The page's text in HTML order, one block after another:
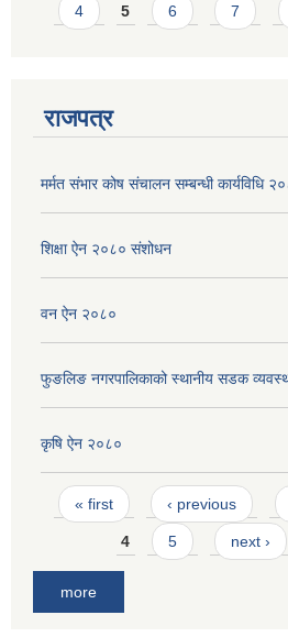
4 5 6 7
राजपत्र
मर्मत संभार कोष संचालन सम्बन्धी कार्यविधि
शिक्षा ऐन २०८० संशोधन
वन ऐन २०८०
फुङलिङ नगरपालिकाको स्थानीय सडक
कृषि ऐन २०८०
Pages
« first ‹ previous
4 5 next ›
more